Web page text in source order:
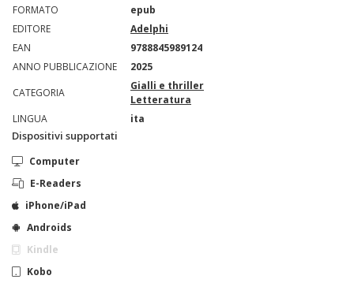
FORMATO
epub
EDITORE
Adelphi
EAN
9788845989124
ANNO PUBBLICAZIONE
2025
CATEGORIA
Gialli e thriller
Letteratura
LINGUA
ita
Dispositivi supportati
Computer
E-Readers
iPhone/iPad
Androids
Kindle
Kobo